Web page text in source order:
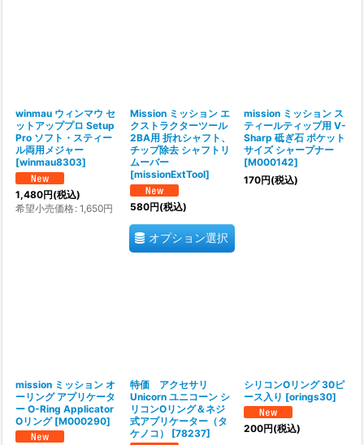
winmau ウィンマウ セ
ットアッププロ Setup
Pro ソフト・スティー
ル両用メジャー
[winmau8303]
1,480円(税込)
希望小売価格: 1,650円
Mission ミッション エ
クストラクターツール
2BA用 折れシャフト、
チップ除去 シャフトリ
ムーバー
[missionExtTool]
580円(税込)
オプション選択
mission ミッション ス
ティールティップ用 V-
Sharp 砥ぎ石 ポケット
サイズ シャープナー
[M000142]
170円(税込)
mission ミッション オ
ーリング アプリケータ
ー O-Ring Applicator
Oリング [M000290]
特価 アクセサリ
Unicorn ユニコーン シ
リコンOリング＆ネジ
式アプリケーター（タ
ケノコ）
[78237]
シリコンOリング 30ピ
ース入り [orings30]
200円(税込)